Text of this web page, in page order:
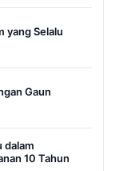
yang Selalu
Gaun
dalam
10 Tahun